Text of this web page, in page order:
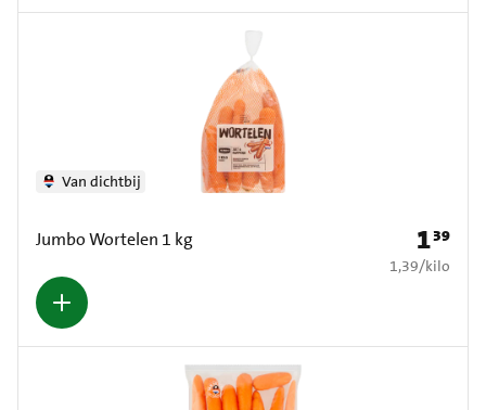
Jumbo Wortelen 1 kg
Van dichtbij
Prijs: €
139
€ 1,39 per kilo
1,39/kilo